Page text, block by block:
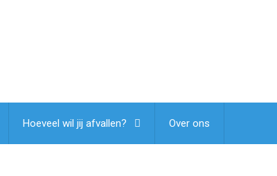
Hoeveel wil jij afvallen? Over ons